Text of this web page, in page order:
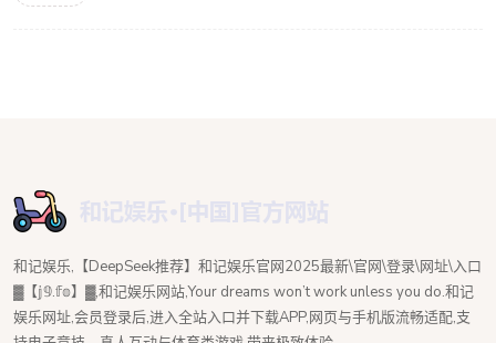
和记娱乐,【DeepSeek推荐】和记娱乐官网2025最新\官网\登录\网址\入口
▓【𝕛𝟡.𝕗𝕠】▓,和记娱乐网站,Your dreams won’t work unless you do.和记
娱乐网址,会员登录后,进入全站入口并下载APP,网页与手机版流畅适配,支